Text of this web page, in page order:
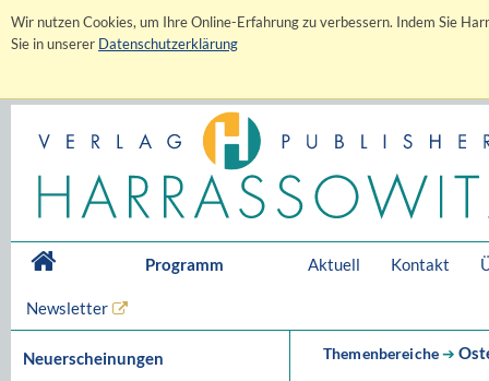
Wir nutzen Cookies, um Ihre Online-Erfahrung zu verbessern. Indem Sie
Sie in unserer Datenschutzerklärung
Programm Aktuell Kontakt
Newsletter
Neuerscheinungen Themenbereiche➔